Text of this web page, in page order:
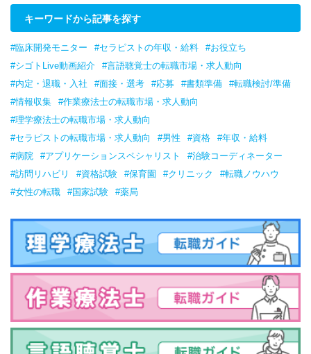
キーワードから記事を探す
#臨床開発モニター #セラピストの年収・給料
#お役立ち
#シゴトLive動画紹介
#言語聴覚士の転職市場・求人動向
#内定・退職・入社
#面接・選考 #応募 #書類準備
#転職検討/準備
#情報収集
#作業療法士の転職市場・求人動向
#理学療法士の転職市場・求人動向
#セラピストの転職市場・求人動向
#男性 #資格
#年収・給料
#病院
#アプリケーションスペシャリスト
#治験コーディネーター
#訪問リハビリ
#資格試験 #保育園 #クリニック
#転職ノウハウ
#女性の転職
#国家試験 #薬局